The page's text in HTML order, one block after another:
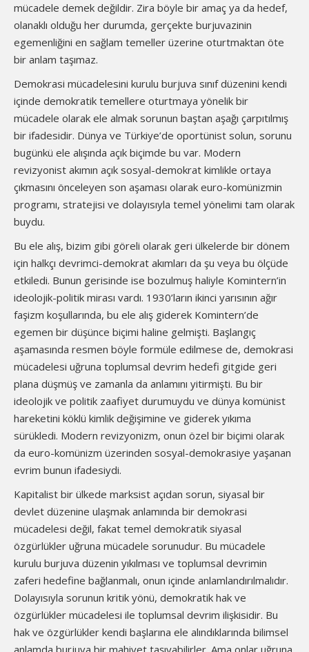
mücadele demek değildir. Zira böyle bir amaç ya da hedef,
olanaklı olduğu her durumda, gerçekte burjuvazinin
egemenliğini en sağlam temeller üzerine oturtmaktan öte
bir anlam taşımaz.
Demokrasi mücadelesini kurulu burjuva sınıf düzenini kendi
içinde demokratik temellere oturtmaya yönelik bir
mücadele olarak ele almak sorunun baştan aşağı çarpıtılmış
bir ifadesidir. Dünya ve Türkiye’de oportünist solun, sorunu
bugünkü ele alışında açık biçimde bu var. Modern
revizyonist akımın açık sosyal-demokrat kimlikle ortaya
çıkmasını önceleyen son aşaması olarak euro-komünizmin
programı, stratejisi ve dolayısıyla temel yönelimi tam olarak
buydu.
Bu ele alış, bizim gibi göreli olarak geri ülkelerde bir dönem
için halkçı devrimci-demokrat akımları da şu veya bu ölçüde
etkiledi. Bunun gerisinde ise bozulmuş haliyle Komintern’in
ideolojik-politik mirası vardı. 1930’ların ikinci yarısının ağır
faşizm koşullarında, bu ele alış giderek Komintern’de
egemen bir düşünce biçimi haline gelmişti. Başlangıç
aşamasında resmen böyle formüle edilmese de, demokrasi
mücadelesi uğruna toplumsal devrim hedefi gitgide geri
plana düşmüş ve zamanla da anlamını yitirmişti. Bu bir
ideolojik ve politik zaafiyet durumuydu ve dünya komünist
hareketini köklü kimlik değişimine ve giderek yıkıma
sürükledi. Modern revizyonizm, onun özel bir biçimi olarak
da euro-komünizm üzerinden sosyal-demokrasiye yaşanan
evrim bunun ifadesiydi.
Kapitalist bir ülkede marksist açıdan sorun, siyasal bir
devlet düzenine ulaşmak anlamında bir demokrasi
mücadelesi değil, fakat temel demokratik siyasal
özgürlükler uğruna mücadele sorunudur. Bu mücadele
kurulu burjuva düzenin yıkılması ve toplumsal devrimin
zaferi hedefine bağlanmalı, onun içinde anlamlandırılmalıdır.
Dolayısıyla sorunun kritik yönü, demokratik hak ve
özgürlükler mücadelesi ile toplumsal devrim ilişkisidir. Bu
hak ve özgürlükler kendi başlarına ele alındıklarında bilimsel
anlamda burjuva bir mahiyet taşıyabilirler. Ama onlar uğruna